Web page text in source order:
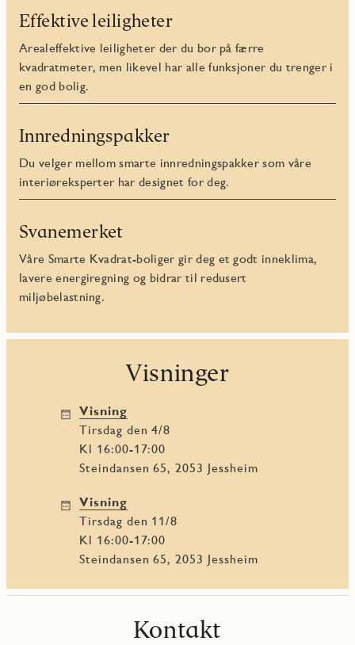
Effektive leiligheter
Arealeffektive leiligheter der du bor på færre
kvadratmeter, men likevel har alle funksjoner du trenger i
en god bolig.
Innredningspakker
Du velger mellom smarte innredningspakker som våre
interiøreksperter har designet for deg.
Svanemerket
Våre Smarte Kvadrat-boliger gir deg et godt inneklima,
lavere energiregning og bidrar til redusert
miljøbelastning.
Visninger
Visning
tirsdag den 4/8
Kl 16:00-17:00
Steindansen 65, 2053 Jessheim
Visning
tirsdag den 11/8
Kl 16:00-17:00
Steindansen 65, 2053 Jessheim
Kontakt